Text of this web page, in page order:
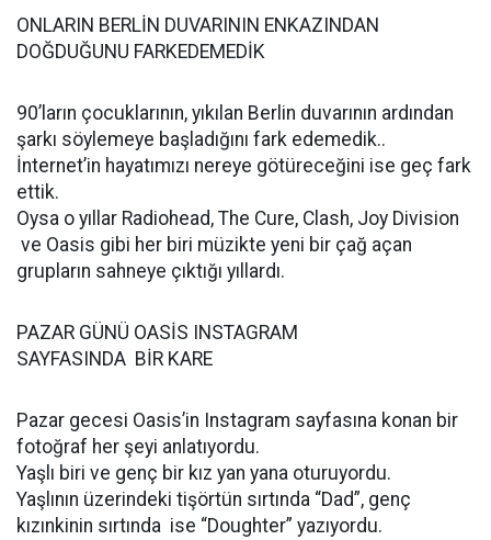
ONLARIN BERLİN DUVARININ ENKAZINDAN
DOĞDUĞUNU FARKEDEMEDİK
90’ların çocuklarının, yıkılan Berlin duvarının ardından
şarkı söylemeye başladığını fark edemedik..
İnternet’in hayatımızı nereye götüreceğini ise geç fark
ettik.
Oysa o yıllar Radiohead, The Cure, Clash, Joy Division
ve Oasis gibi her biri müzikte yeni bir çağ açan
grupların sahneye çıktığı yıllardı.
PAZAR GÜNÜ OASİS INSTAGRAM
SAYFASINDA BİR KARE
Pazar gecesi Oasis’in Instagram sayfasına konan bir
fotoğraf her şeyi anlatıyordu.
Yaşlı biri ve genç bir kız yan yana oturuyordu.
Yaşlının üzerindeki tişörtün sırtında “Dad”, genç
kızınkinin sırtında ise “Doughter” yazıyordu.